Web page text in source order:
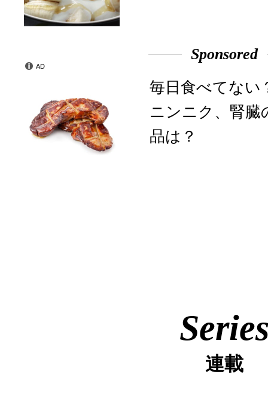
Sponsored
毎日食べてない
ニンニク、腎臓
品は？
AD
連載